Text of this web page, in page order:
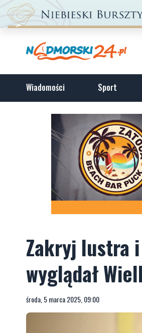
Wiadomości Sport
Zakryj lustra
wyglądał
środa, 5 marca 2025, 09:00